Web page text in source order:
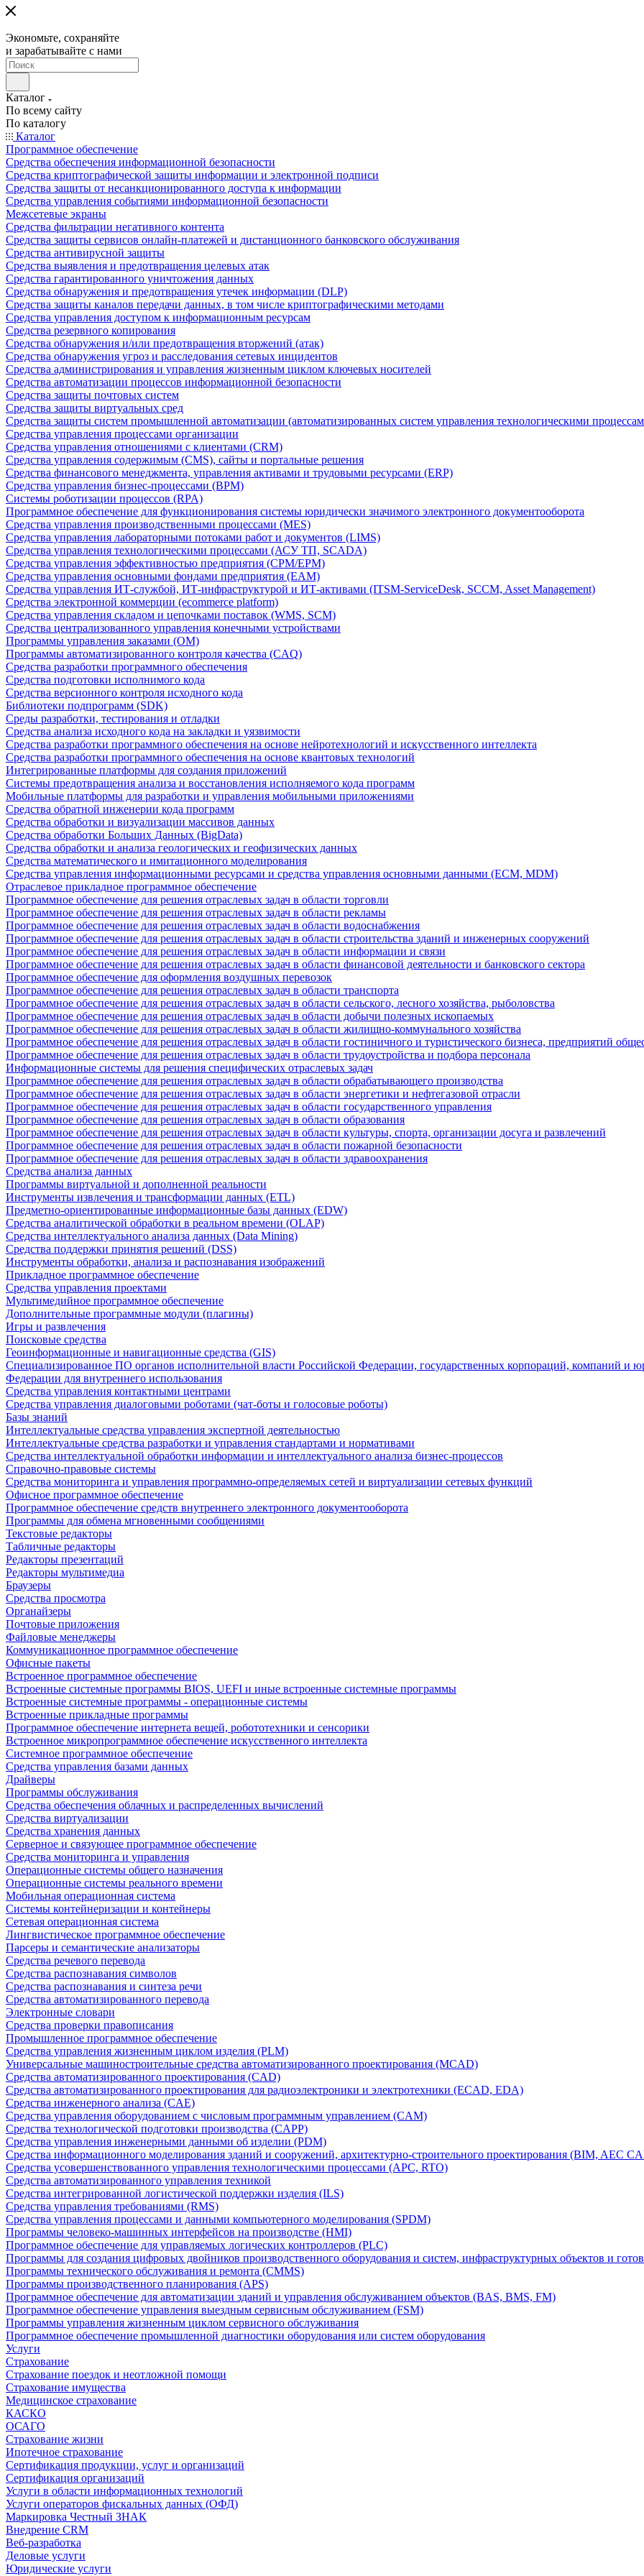
Экономьте, сохраняйте
и зарабатывайте с нами
Каталог
По всему сайту
По каталогу
Каталог
Программное обеспечение
Средства обеспечения информационной безопасности
Средства криптографической защиты информации и электронной подписи
Средства защиты от несанкционированного доступа к информации
Средства управления событиями информационной безопасности
Межсетевые экраны
Средства фильтрации негативного контента
Средства защиты сервисов онлайн-платежей и дистанционного банковского обслуживания
Средства антивирусной защиты
Средства выявления и предотвращения целевых атак
Средства гарантированного уничтожения данных
Средства обнаружения и предотвращения утечек информации (DLP)
Средства защиты каналов передачи данных, в том числе криптографическими методами
Средства управления доступом к информационным ресурсам
Средства резервного копирования
Средства обнаружения и/или предотвращения вторжений (атак)
Средства обнаружения угроз и расследования сетевых инцидентов
Средства администрирования и управления жизненным циклом ключевых носителей
Средства автоматизации процессов информационной безопасности
Средства защиты почтовых систем
Средства защиты виртуальных сред
Средства защиты систем промышленной автоматизации (автоматизированных систем управления технологическими
Средства управления процессами организации
Средства управления отношениями с клиентами (CRM)
Средства управления содержимым (CMS), сайты и портальные решения
Средства финансового менеджмента, управления активами и трудовыми ресурсами (ERP)
Средства управления бизнес-процессами (BPM)
Системы роботизации процессов (RPA)
Программное обеспечение для функционирования системы юридически значимого электронного документооборота
Средства управления производственными процессами (MES)
Средства управления лабораторными потоками работ и документов (LIMS)
Средства управления технологическими процессами (АСУ ТП, SCADA)
Средства управления эффективностью предприятия (CPM/EPM)
Средства управления основными фондами предприятия (EAM)
Средства управления ИТ-службой, ИТ-инфраструктурой и ИТ-активами (ITSM-ServiceDesk, SCCM, Asset Management)
Средства электронной коммерции (ecommerce platform)
Средства управления складом и цепочками поставок (WMS, SCM)
Средства централизованного управления конечными устройствами
Программы управления заказами (OM)
Программы автоматизированного контроля качества (CAQ)
Средства разработки программного обеспечения
Средства подготовки исполнимого кода
Средства версионного контроля исходного кода
Библиотеки подпрограмм (SDK)
Среды разработки, тестирования и отладки
Средства анализа исходного кода на закладки и уязвимости
Средства разработки программного обеспечения на основе нейротехнологий и искусственного интеллекта
Средства разработки программного обеспечения на основе квантовых технологий
Интегрированные платформы для создания приложений
Системы предотвращения анализа и восстановления исполняемого кода программ
Мобильные платформы для разработки и управления мобильными приложениями
Средства обратной инженерии кода программ
Средства обработки и визуализации массивов данных
Средства обработки Больших Данных (BigData)
Средства обработки и анализа геологических и геофизических данных
Средства математического и имитационного моделирования
Средства управления информационными ресурсами и средства управления основными данными (ECM, MDM)
Отраслевое прикладное программное обеспечение
Программное обеспечение для решения отраслевых задач в области торговли
Программное обеспечение для решения отраслевых задач в области рекламы
Программное обеспечение для решения отраслевых задач в области водоснабжения
Программное обеспечение для решения отраслевых задач в области строительства зданий и инженерных сооружений
Программное обеспечение для решения отраслевых задач в области информации и связи
Программное обеспечение для решения отраслевых задач в области финансовой деятельности и банковского сектора
Программное обеспечение для оформления воздушных перевозок
Программное обеспечение для решения отраслевых задач в области транспорта
Программное обеспечение для решения отраслевых задач в области сельского, лесного хозяйства, рыболовства
Программное обеспечение для решения отраслевых задач в области добычи полезных ископаемых
Программное обеспечение для решения отраслевых задач в области жилищно-коммунального хозяйства
Программное обеспечение для решения отраслевых задач в области гостиничного и туристического бизнеса, предприятий
Программное обеспечение для решения отраслевых задач в области трудоустройства и подбора персонала
Информационные системы для решения специфических отраслевых задач
Программное обеспечение для решения отраслевых задач в области обрабатывающего производства
Программное обеспечение для решения отраслевых задач в области энергетики и нефтегазовой отрасли
Программное обеспечение для решения отраслевых задач в области государственного управления
Программное обеспечение для решения отраслевых задач в области образования
Программное обеспечение для решения отраслевых задач в области культуры, спорта, организации досуга и развлечений
Программное обеспечение для решения отраслевых задач в области пожарной безопасности
Программное обеспечение для решения отраслевых задач в области здравоохранения
Средства анализа данных
Программы виртуальной и дополненной реальности
Инструменты извлечения и трансформации данных (ETL)
Предметно-ориентированные информационные базы данных (EDW)
Средства аналитической обработки в реальном времени (OLAP)
Средства интеллектуального анализа данных (Data Mining)
Средства поддержки принятия решений (DSS)
Инструменты обработки, анализа и распознавания изображений
Прикладное программное обеспечение
Средства управления проектами
Мультимедийное программное обеспечение
Дополнительные программные модули (плагины)
Игры и развлечения
Поисковые средства
Геоинформационные и навигационные средства (GIS)
Специализированное ПО органов исполнительной власти Российской Федерации, государственных корпораций, компаний и
Федерации для внутреннего использования
Средства управления контактными центрами
Средства управления диалоговыми роботами (чат-боты и голосовые роботы)
Базы знаний
Интеллектуальные средства управления экспертной деятельностью
Интеллектуальные средства разработки и управления стандартами и нормативами
Средства интеллектуальной обработки информации и интеллектуального анализа бизнес-процессов
Справочно-правовые системы
Средства мониторинга и управления программно-определяемых сетей и виртуализации сетевых функций
Офисное программное обеспечение
Программное обеспечение средств внутреннего электронного документооборота
Программы для обмена мгновенными сообщениями
Текстовые редакторы
Табличные редакторы
Редакторы презентаций
Редакторы мультимедиа
Браузеры
Средства просмотра
Органайзеры
Почтовые приложения
Файловые менеджеры
Коммуникационное программное обеспечение
Офисные пакеты
Встроенное программное обеспечение
Встроенные системные программы BIOS, UEFI и иные встроенные системные программы
Встроенные системные программы - операционные системы
Встроенные прикладные программы
Программное обеспечение интернета вещей, робототехники и сенсорики
Встроенное микропрограммное обеспечение искусственного интеллекта
Системное программное обеспечение
Средства управления базами данных
Драйверы
Программы обслуживания
Средства обеспечения облачных и распределенных вычислений
Средства виртуализации
Средства хранения данных
Серверное и связующее программное обеспечение
Средства мониторинга и управления
Операционные системы общего назначения
Операционные системы реального времени
Мобильная операционная система
Системы контейнеризации и контейнеры
Сетевая операционная система
Лингвистическое программное обеспечение
Парсеры и семантические анализаторы
Средства речевого перевода
Средства распознавания символов
Средства распознавания и синтеза речи
Средства автоматизированного перевода
Электронные словари
Средства проверки правописания
Промышленное программное обеспечение
Средства управления жизненным циклом изделия (PLM)
Универсальные машиностроительные средства автоматизированного проектирования (MCAD)
Средства автоматизированного проектирования (CAD)
Средства автоматизированного проектирования для радиоэлектроники и электротехники (ECAD, EDA)
Средства инженерного анализа (CAE)
Средства управления оборудованием с числовым программным управлением (CAM)
Средства технологической подготовки производства (CAPP)
Средства управления инженерными данными об изделии (PDM)
Средства информационного моделирования зданий и сооружений, архитектурно-строительного проектирования (BIM, AEC
Средства усовершенствованного управления технологическими процессами (APC, RTO)
Средства автоматизированного управления техникой
Средства интегрированной логистической поддержки изделия (ILS)
Средства управления требованиями (RMS)
Средства управления процессами и данными компьютерного моделирования (SPDM)
Программы человеко-машинных интерфейсов на производстве (HMI)
Программное обеспечение для управляемых логических контроллеров (PLC)
Программы для создания цифровых двойников производственного оборудования и систем, инфраструктурных объектов и
Программы технического обслуживания и ремонта (CMMS)
Программы производственного планирования (APS)
Программное обеспечение для автоматизации зданий и управления обслуживанием объектов (BAS, BMS, FM)
Программное обеспечение управления выездным сервисным обслуживанием (FSM)
Программы управления жизненным циклом сервисного обслуживания
Программное обеспечение промышленной диагностики оборудования или систем оборудования
Услуги
Страхование
Страхование поездок и неотложной помощи
Страхование имущества
Медицинское страхование
КАСКО
ОСАГО
Страхование жизни
Ипотечное страхование
Сертификация продукции, услуг и организаций
Сертификация организаций
Услуги в области информационных технологий
Услуги операторов фискальных данных (ОФД)
Маркировка Честный ЗНАК
Внедрение CRM
Веб-разработка
Деловые услуги
Юридические услуги